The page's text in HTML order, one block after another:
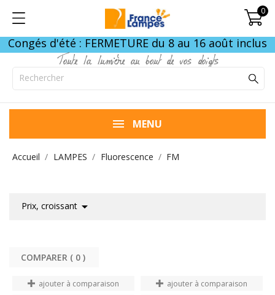
0
Congés d'été : FERMETURE du 8 au 16 août inclus
Toute la lumière au bout de vos doigts
MENU
Accueil LAMPES Fluorescence FM
Prix, croissant 
COMPARER ( 0
ajouter à comparaison ajouter à comparaison